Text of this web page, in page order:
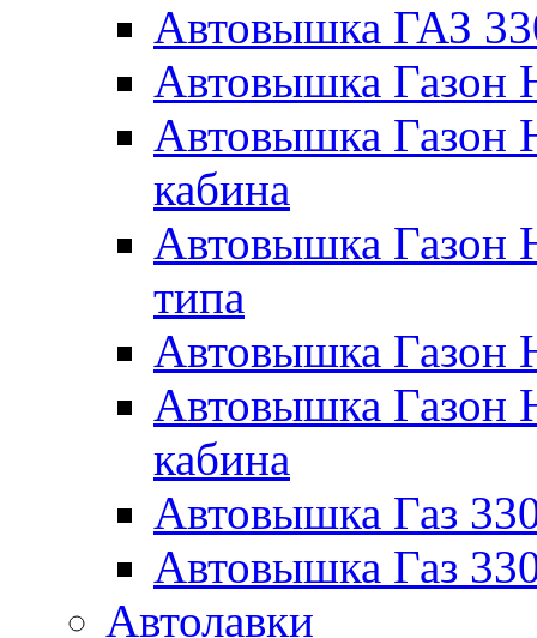
Автовышка ГАЗ
Автовышка
Автовышка Газон
кабина
Автовышка Газон
типа
Автовышка Газон
Автовышка Газон
кабина
Автовышка Газ
Автовышка Газ
Автолавки